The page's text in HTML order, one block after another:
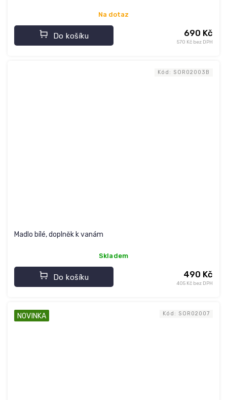
Na dotaz
570 Kč bez DPH
690 Kč
Do košíku
Madlo bílé, doplněk k vanám
Skladem
405 Kč bez DPH
490 Kč
Do košíku
Kód: SOR02003B
NOVINKA Kód: SOR02007